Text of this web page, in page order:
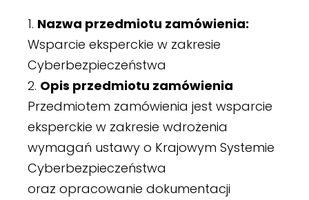
Nazwa przedmiotu zamówienia:
Wsparcie eksperckie w zakresie
Cyberbezpieczeństwa
Opis przedmiotu zamówienia
Przedmiotem zamówienia jest wsparcie
eksperckie w zakresie wdrożenia
wymagań ustawy o Krajowym Systemie
Cyberbezpieczeństwa
oraz opracowanie dokumentacji